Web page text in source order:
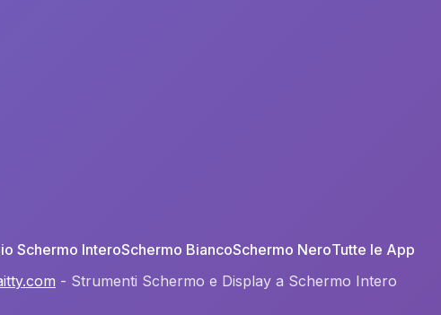
Schermo InteroSchermo BiancoSchermo NeroTutte le App
- Strumenti Schermo e Display a Schermo Intero